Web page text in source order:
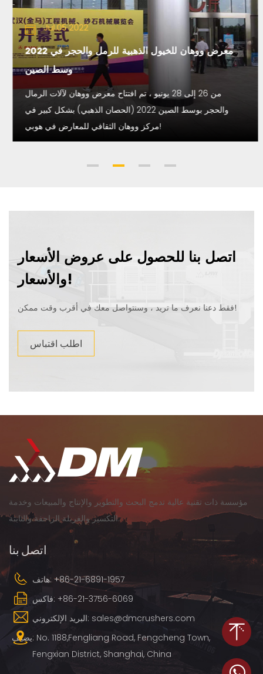
Jul.05 2022
2022 معرض ووهان للخيول الذهبية للرمل والحجر في
وسط الصين
من 26 إلى 28 يونيو ، تم افتتاح معرض ووهان لآلات الرمال
والحجر بوسط الصين 2022 (الحصان الذهبي) بشكل كبير في
مركز ووهان الثقافي للمعارض في هوبي!
اتصل بنا للحصول على عروض الأسعار
والأسعار!
فقط دعنا نعرف ما تريد ، وسنتواصل معك في أقرب وقت ممكن!
اطلب اقتباس
مؤسسة ذات تقنية عالية تدمج البحث والتطوير والإنتاج والمبيعات وخدمة
التكسير والغربلة الزاحفة والثابتة.
اتصل بنا
هاتف: +86-21-6891-1957
فاكس: +86-21-3756-6069
البريد الإلكتروني: sales@dmcrushers.com
يضيف: No. 1188,Fengliang Road, Fengcheng Town,
Fengxian District, Shanghai, China